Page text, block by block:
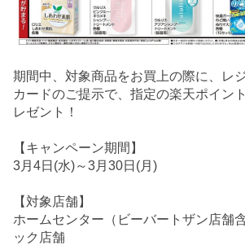
期間中、対象商品をお買上の際に、レ
カードのご提示で、指定の楽天ポイン
レゼント！
【キャンペーン期間】
3月4日(水)～3月30日(月)
【対象店舗】
ホームセンター（ビーバートザン店舗
ック店舗